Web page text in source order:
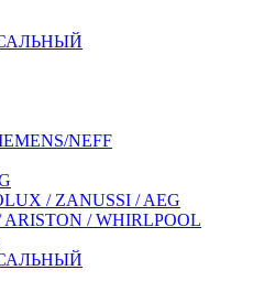
NEFF
/ ZANUSSI / AEG
ARISTON / WHIRLPOOL